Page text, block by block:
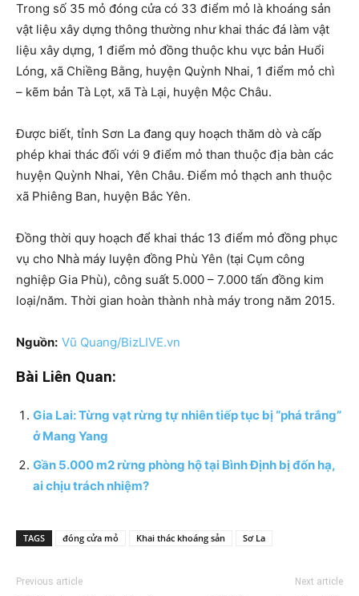
Trong số 35 mỏ đóng cửa có 33 điểm mỏ là khoáng sản
vật liệu xây dựng thông thường như khai thác đá làm vật
liệu xây dựng, 1 điểm mỏ đồng thuộc khu vực bản Huổi
Lóng, xã Chiềng Bằng, huyện Quỳnh Nhai, 1 điểm mỏ chì
– kẽm bản Tà Lọt, xã Tà Lại, huyện Mộc Châu.
Được biết, tỉnh Sơn La đang quy hoạch thăm dò và cấp
phép khai thác đối với 9 điểm mỏ than thuộc địa bàn các
huyện Quỳnh Nhai, Yên Châu. Điểm mỏ thạch anh thuộc
xã Phiêng Ban, huyện Bắc Yên.
Đồng thời quy hoạch để khai thác 13 điểm mỏ đồng phục
vụ cho Nhà máy luyện đồng Phù Yên (tại Cụm công
nghiệp Gia Phù), công suất 5.000 – 7.000 tấn đồng kim
loại/năm. Thời gian hoàn thành nhà máy trong năm 2015.
Nguồn: Vũ Quang/BizLIVE.vn
Bài Liên Quan:
Gia Lai: Từng vạt rừng tự nhiên tiếp tục bị “phá trắng”
ở Mang Yang
Gần 5.000 m2 rừng phòng hộ tại Bình Định bị đốn hạ,
ai chịu trách nhiệm?
TAGS đóng cửa mỏ Khai thác khoáng sản Sơ La
Previous article Next article